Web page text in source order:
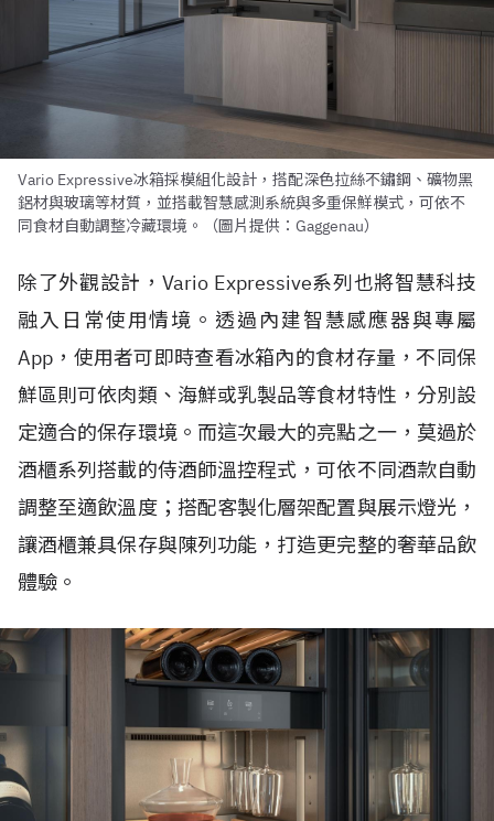
Vario Expressive冰箱採模組化設計，搭配深色拉絲不鏽鋼、礦物黑
鋁材與玻璃等材質，並搭載智慧感測系統與多重保鮮模式，可依不
同食材自動調整冷藏環境。（圖片提供：Gaggenau）
除了外觀設計，Vario Expressive系列也將智慧科技
融入日常使用情境。透過內建智慧感應器與專屬
App，使用者可即時查看冰箱內的食材存量，不同保
鮮區則可依肉類、海鮮或乳製品等食材特性，分別設
定適合的保存環境。而這次最大的亮點之一，莫過於
酒櫃系列搭載的侍酒師溫控程式，可依不同酒款自動
調整至適飲溫度；搭配客製化層架配置與展示燈光，
讓酒櫃兼具保存與陳列功能，打造更完整的奢華品飲
體驗。